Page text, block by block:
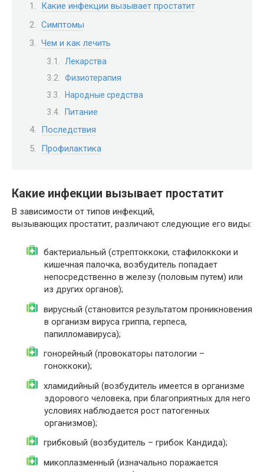
Какие инфекции вызывает простатит
Симптомы
Чем и как лечить
Лекарства
Физиотерапия
Народные средства
Питание
Последствия
Профилактика
Какие инфекции вызывает простатит
В зависимости от типов инфекций,
вызывающих простатит, различают следующие его виды:
бактериальный (стрептоккоки, стафилоккоки и
кишечная палочка, возбудитель попадает
непосредственно в железу (половым путем) или
из других органов);
вирусный (становится результатом проникновения
в организм вируса гриппа, герпеса,
папилломавируса);
гонорейный (провокаторы патологии –
гоноккоки);
хламидийный (возбудитель имеется в организме
здорового человека, при благоприятных для него
условиях наблюдается рост патогенных
организмов);
грибковый (возбудитель – грибок Кандида);
микоплазменный (изначально поражается